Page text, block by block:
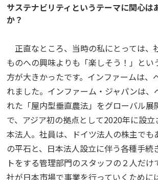
サステナビリティというテーマに関心は
か？
正直なところ、当時の私にとっては、
ものへの興味よりも「楽しそう！」とい
方が大きかったです。インファームは、
れました。インファーム・ジャパンは、
れた「屋内型垂直農法」をグローバル展
で、アジア初の拠点として2020年に設
本法人。社員は、ドイツ法人の株主でも
の平石と、日本法人設立に伴う各種手続
トをする管理部門のスタッフの２人だ
社が日本市場で事業を行っていくために